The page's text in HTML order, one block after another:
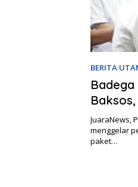
BERITA
JuaraNews,
menggelar
paket…